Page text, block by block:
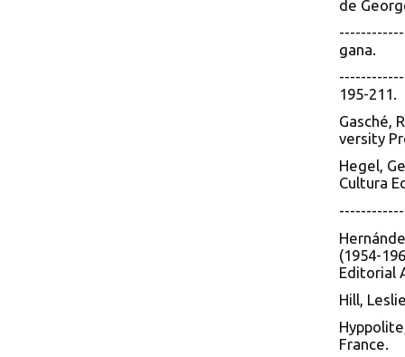
de
gana.
195-211.
Gasché,
versity
Hegel,
Cultura
(1954-
Editorial
Hill,
France.